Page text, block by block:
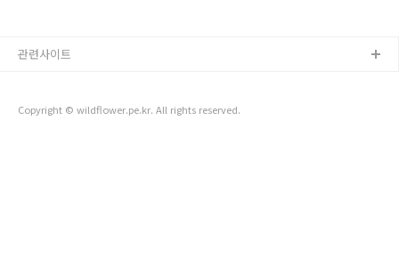
대에서 맞이한 2022년 12월 31일 마지막 해넘이 일몰 - 활주로
다. 제주에 도착하여 내일 일출을 볼만한 장소까지 버스로 이동
Copyright © wildflower.pe.kr. All rights reserved.
관련사이트